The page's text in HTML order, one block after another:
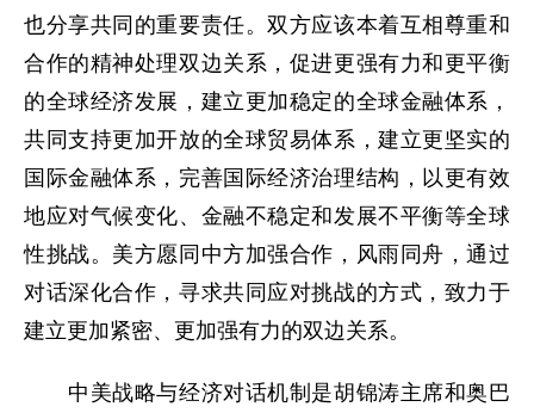
也分享共同的重要责任。双方应该本着互相尊重和
合作的精神处理双边关系，促进更强有力和更平衡
的全球经济发展，建立更加稳定的全球金融体系，
共同支持更加开放的全球贸易体系，建立更坚实的
国际金融体系，完善国际经济治理结构，以更有效
地应对气候变化、金融不稳定和发展不平衡等全球
性挑战。美方愿同中方加强合作，风雨同舟，通过
对话深化合作，寻求共同应对挑战的方式，致力于
建立更加紧密、更加强有力的双边关系。
中美战略与经济对话机制是胡锦涛主席和奥巴